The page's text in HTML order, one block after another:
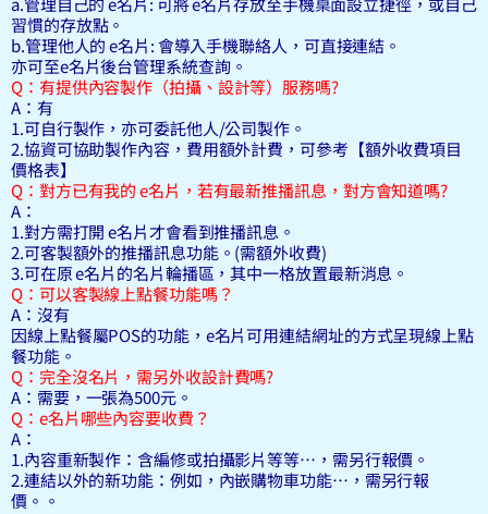
習慣的存放點。
b.管理他人的 e名片: 會導入手機聯絡人，可直接連結。
亦可至e名片後台管理系統查詢。
Q：有提供內容製作（拍攝、設計等）服務嗎?
A：有
1.可自行製作，亦可委託他人/公司製作。
2.協資可協助製作內容，費用額外計費，可參考【額外收費項目
價格表】
Q：對方已有我的 e名片，若有最新推播訊息，對方會知道嗎?
A：
1.對方需打開 e名片才會看到推播訊息。
2.可客製額外的推播訊息功能。(需額外收費)
3.可在原 e名片的名片輪播區，其中一格放置最新消息。
Q：可以客製線上點餐功能嗎？
A：沒有
因線上點餐屬POS的功能，e名片可用連結網址的方式呈現線上點
餐功能。
Q：完全沒名片，需另外收設計費嗎?
A：需要，一張為500元。
Q：e名片哪些內容要收費？
A：
1.內容重新製作：含編修或拍攝影片等等…，需另行報價。
2.連結以外的新功能：例如，內嵌購物車功能…，需另行報
價。。